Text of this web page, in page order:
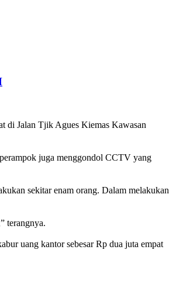
di Jalan Tjik Agues Kiemas Kawasan
juga menggondol CCTV yang
sekitar enam orang. Dalam melakukan
terangnya.
uang kantor sebesar Rp dua juta empat